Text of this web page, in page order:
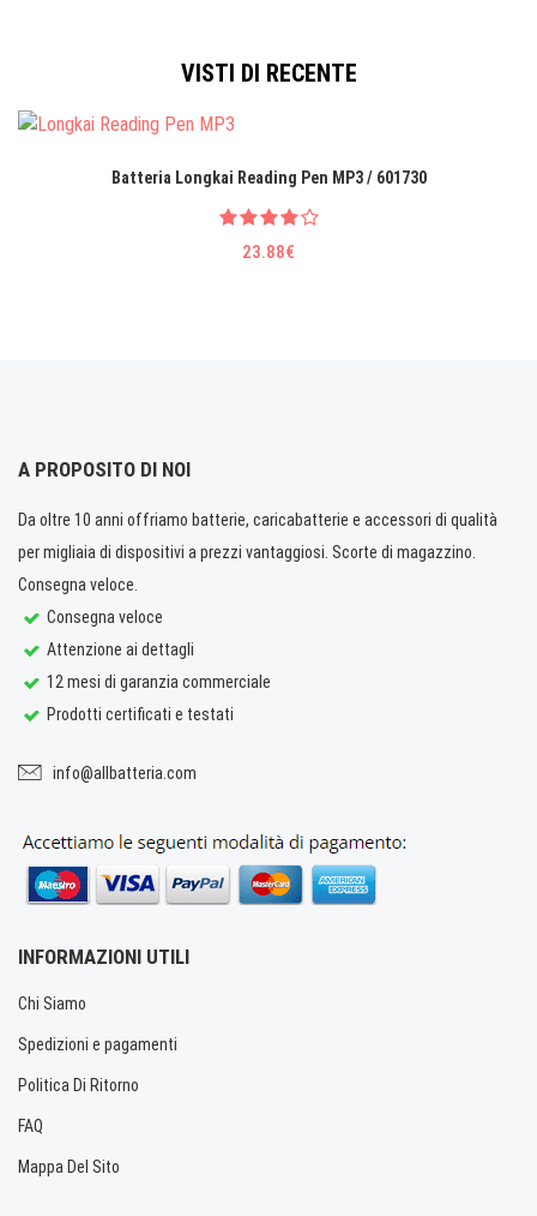
VISTI DI RECENTE
Batteria Longkai Reading Pen MP3 / 601730
23.88€
A PROPOSITO DI NOI
Da oltre 10 anni offriamo batterie, caricabatterie e accessori di qualità
per migliaia di dispositivi a prezzi vantaggiosi. Scorte di magazzino.
Consegna veloce.
Consegna veloce
Attenzione ai dettagli
12 mesi di garanzia commerciale
Prodotti certificati e testati
info@allbatteria.com
INFORMAZIONI UTILI
Chi Siamo
Spedizioni e pagamenti
Politica Di Ritorno
FAQ
Mappa Del Sito